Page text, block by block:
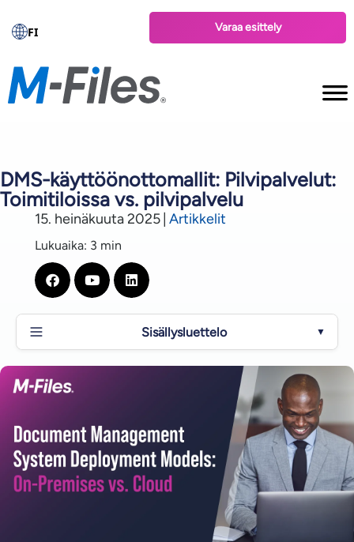
FI Varaa esittely
DMS-käyttöönottomallit: Pilvipalvelut:
Toimitiloissa vs. pilvipalvelu
15. heinäkuuta 2025 Artikkelit
Lukuaika: 3 min
Sisällysluettelo ▼
Toimitiloissa vs. pilvipohjainen DMS-käyttöönotto
Mitä eroa on pilvipalvelun ja tiloissa toimivan DMS:n
Ovatko pilvipohjaiset DMS-ratkaisut turvallisia?
Miten DMS-järjestelmässä käsitellään tietojen
Miten pilvipohjaisen DMS:n skaalautuvuus auttaa